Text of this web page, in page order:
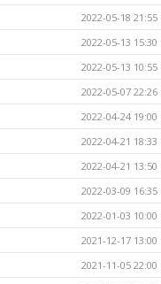
2022-05-18 21:55
2022-05-13 15:30
2022-05-13 10:55
2022-05-07 22:26
2022-04-24 19:00
2022-04-21 18:33
2022-04-21 13:50
2022-03-09 16:35
2022-01-03 10:00
2021-12-17 13:00
2021-11-05 22:00